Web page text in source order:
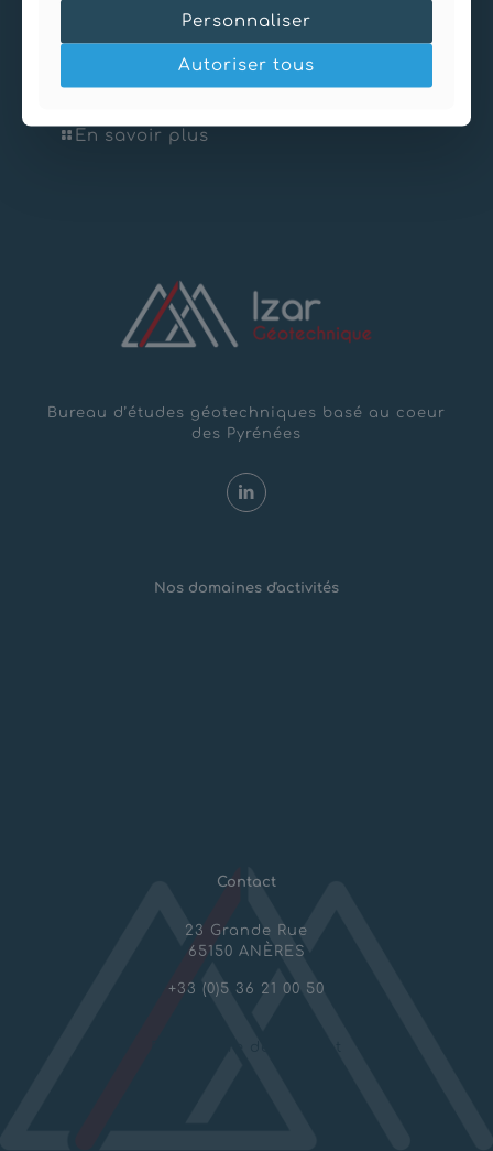
GAZFLEX du TSF du Perron – Saint Sorlin d’Arves
En savoir plus
Bureau d’études géotechniques basé au coeur
des Pyrénées
Nos domaines d'activités
Contact
23 Grande Rue
65150 ANÈRES
+33 (0)5 36 21 00 50
Personnaliser
Autoriser tous